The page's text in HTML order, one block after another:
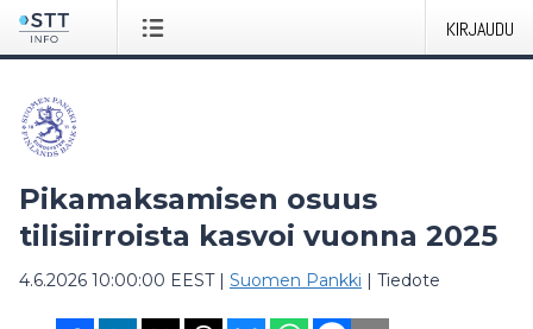
KIRJAUDU
Pikamaksamisen osuus
tilisiirroista kasvoi vuonna 2025
4.6.2026 10:00:00 EEST| Suomen Pankki | Tiedote